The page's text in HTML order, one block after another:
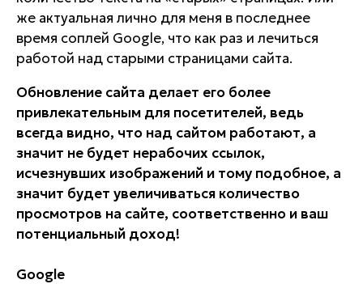
же актуальная лично для меня в последнее
время соплей Google, что как раз и лечиться
работой над старыми страницами сайта.
Обновление сайта делает его более
привлекательным для посетителей, ведь
всегда видно, что над сайтом работают, а
значит не будет нерабочих ссылок,
исчезнувших изображений и тому подобное, а
значит будет увеличиваться количество
просмотров на сайте, соответственно и ваш
потенциальный доход!
Google